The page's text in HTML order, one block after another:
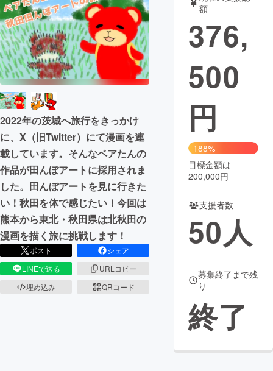
テクノロジー・ガジェット
映像・映画 書籍・雑誌
ビジネス・起業 チャレンジ
CAMPFIRE for Social Good
CAMPFIRE Creation
CAMPFIREふるさと納税
machi-ya コミュニティ
2022年の茨城へ旅行をきっかけ
に、X（旧Twitter）にて漫画を連
載しています。そんなベアたんの
作品が田んぼアートに採用されま
した。田んぼアートを見に行きた
い！秋田を体で感じたい！今回は
熊本から東北・秋田県は北秋田の
漫画を描く旅に挑戦します！
ポスト
シェア
LINEで送る
URLコピー
埋め込み
QRコード
額
376,
500
円
188%
目標金額は
200,000円
支援者数
50人
募集終了まで残
り
終了